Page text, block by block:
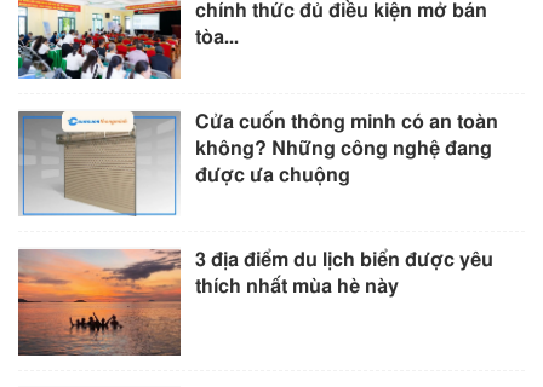
chính thức đủ điều kiện mở bán
tòa...
Cửa cuốn thông minh có an toàn
không? Những công nghệ đang
được ưa chuộng
3 địa điểm du lịch biển được yêu
thích nhất mùa hè này